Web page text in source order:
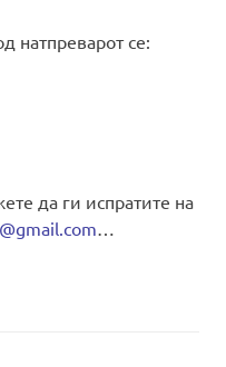
натпреварот се:
да ги испратите на